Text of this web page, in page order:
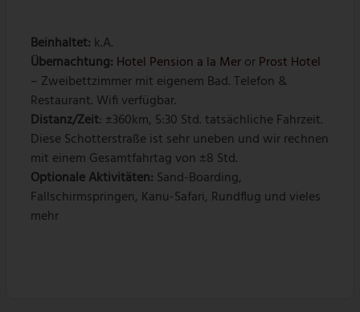
Beinhaltet: k.A.
Übernachtung: Hotel Pension a la MerorProst Hotel
– Zweibettzimmer mit eigenem Bad. Telefon &
Restaurant. Wifi verfügbar.
Distanz/Zeit: ±360km, 5:30 Std. tatsächliche Fahrzeit.
Diese Schotterstraße ist sehr uneben und wir rechnen
mit einem Gesamtfahrtag von ±8 Std.
Optionale Aktivitäten: Sand-Boarding,
Fallschirmspringen, Kanu-Safari, Rundflug und vieles
mehr